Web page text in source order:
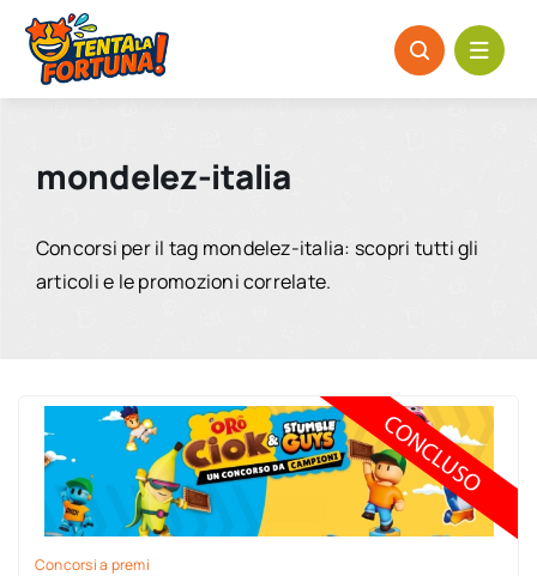
Salta
contenuto
mondelez-italia
Concorsi per il tag mondelez-italia: scopri tutti gli
articoli e le promozioni correlate.
Concorsi a premi